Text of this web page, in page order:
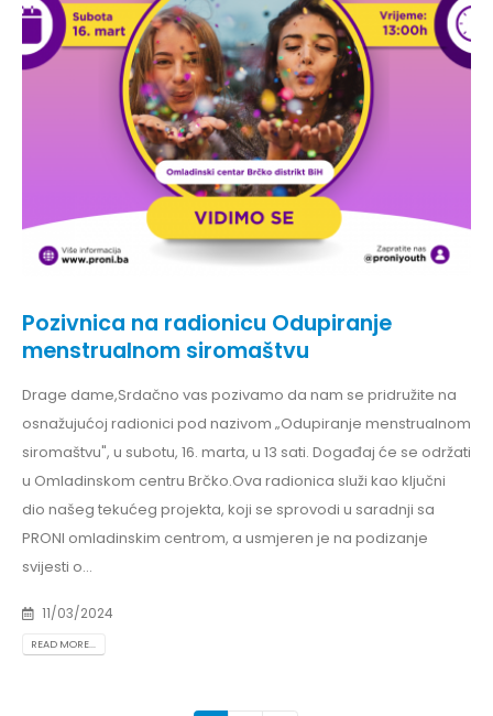
Pozivnica na radionicu Odupiranje
menstrualnom siromaštvu
Drage dame,Srdačno vas pozivamo da nam se pridružite na
osnažujućoj radionici pod nazivom „Odupiranje menstrualnom
siromaštvu", u subotu, 16. marta, u 13 sati. Događaj će se održati
u Omladinskom centru Brčko.Ova radionica služi kao ključni
dio našeg tekućeg projekta, koji se sprovodi u saradnji sa
PRONI omladinskim centrom, a usmjeren je na podizanje
svijesti o...
11/03/2024
READ MORE...